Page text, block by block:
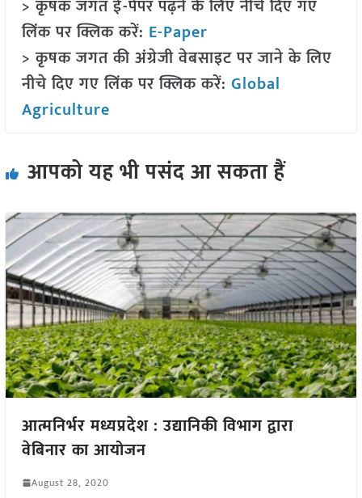
> कृषक जगत ई-पेपर पढ़ने के लिए नीचे दिए गए
लिंक पर क्लिक करें: E-Paper
> कृषक जगत की अंग्रेजी वेबसाइट पर जाने के लिए
नीचे दिए गए लिंक पर क्लिक करें: Global
Agriculture
आपको यह भी पसंद आ सकता हैं
आत्मनिर्भर मध्यप्रदेश : उद्यानिकी विभाग द्वारा
वेबिनार का आयोजन
August 28, 2020